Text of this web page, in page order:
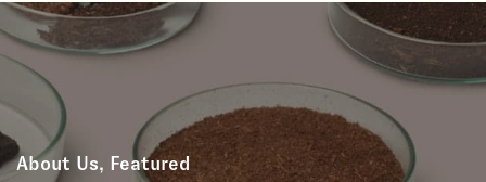
About Us, Featured